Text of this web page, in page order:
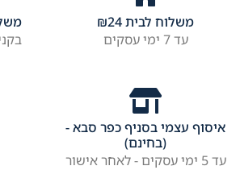
משלוח לבית ₪24
עד 7 ימי עסקים
איסוף עצמי בסניף כפר סבא -
(בחינם)
עד 5 ימי עסקים - לאחר אישור